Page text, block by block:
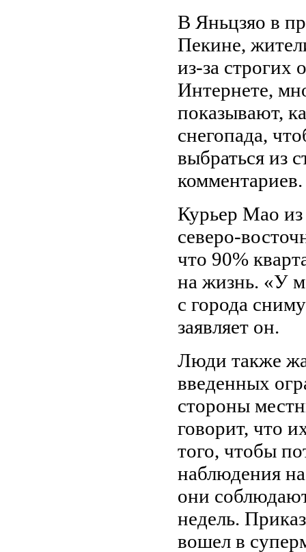
В Яньцзяо в
Пекине,
из-за
Интернете,
показывают,
снегопада,
выбраться из
комментариев.
Курьер Мао из
северо-
что 90%
на жизнь. «У
с города
заявляет он.
Люди также
введенных
стороны
говорит, что
того, чтобы
наблюдения
они
недель.
вошел в